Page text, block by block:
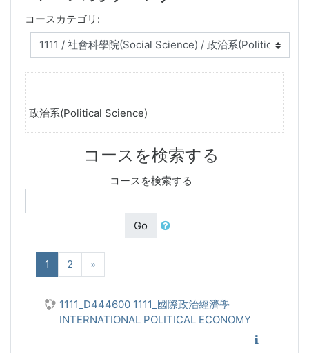
コースカテゴリ:
政治系(Political Science)
コースを検索する
コースを検索する
Go
1 (現在)
2 »
1111_D444600 1111_國際政治經濟學
INTERNATIONAL POLITICAL ECONOMY